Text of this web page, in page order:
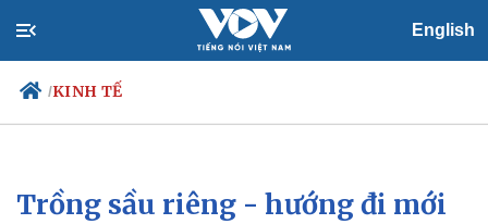
English
/KINH TẾ
Chính trị
Xã hội
Trồng sầu riêng - hướng đi mới